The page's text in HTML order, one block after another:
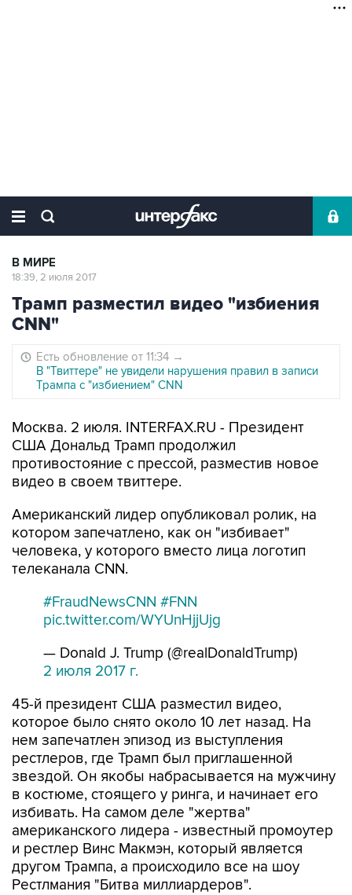
В МИРЕ
18:39, 2 июля 2017
Трамп разместил видео "избиения
CNN"
Есть обновление от 11:34 →
В "Твиттере" не увидели нарушения правил в записи
Трампа с "избиением" CNN
Москва. 2 июля. INTERFAX.RU - Президент
США Дональд Трамп продолжил
противостояние с прессой, разместив новое
видео в своем твиттере.
Американский лидер опубликовал ролик, на
котором запечатлено, как он "избивает"
человека, у которого вместо лица логотип
телеканала CNN.
#FraudNewsCNN #FNN
pic.twitter.com/WYUnHjjUjg
— Donald J. Trump (@realDonaldTrump)
2 июля 2017 г.
45-й президент США разместил видео,
которое было снято около 10 лет назад. На
нем запечатлен эпизод из выступления
рестлеров, где Трамп был приглашенной
звездой. Он якобы набрасывается на мужчину
в костюме, стоящего у ринга, и начинает его
избивать. На самом деле "жертва"
американского лидера - известный промоутер
и рестлер Винс Макмэн, который является
другом Трампа, а происходило все на шоу
Рестлмания "Битва миллиардеров".